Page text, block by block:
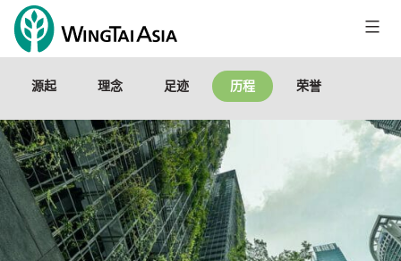
有
限
公
司
源起 理念 足迹 历程 荣誉